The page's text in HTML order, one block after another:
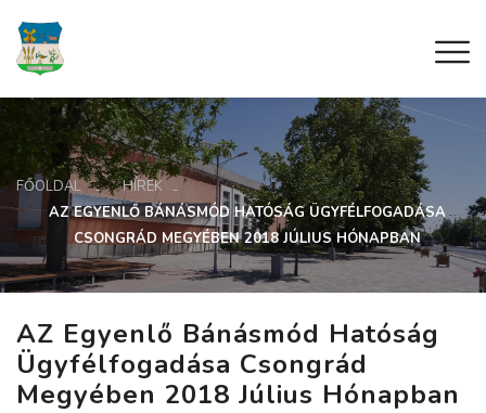
FŐOLDAL
HÍREK
AZ EGYENLŐ BÁNÁSMÓD HATÓSÁG ÜGYFÉLFOGADÁSA
CSONGRÁD MEGYÉBEN 2018 JÚLIUS HÓNAPBAN
AZ Egyenlő Bánásmód Hatóság
Ügyfélfogadása Csongrád
Megyében 2018 Július Hónapban